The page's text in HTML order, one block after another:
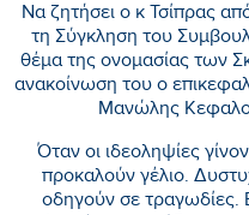
Να ζητήσει ο κ Τσίπρας
τη Σύγκληση του
θέμα της ονομασίας των
ανακοίνωση του ο
Μανώλης
Όταν οι ιδεοληψίες
προκαλούν γέλιο.
οδηγούν σε τραγωδίες.